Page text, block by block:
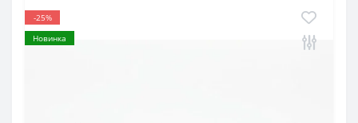
-25%
Новинка